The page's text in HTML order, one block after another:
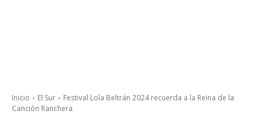
Inicio El Sur
Festival Lola Beltrán 2024 recuerda a la Reina de la
Canción Ranchera